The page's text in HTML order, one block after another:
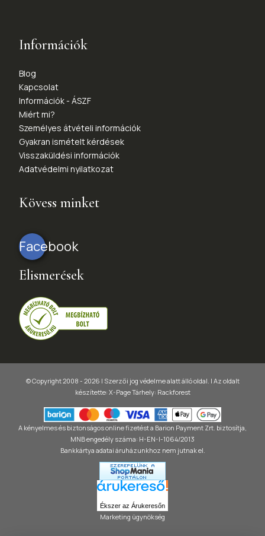
Információk
Blog
Kapcsolat
Információk - ÁSZF
Miért mi?
Személyes átvételi információk
Gyakran ismételt kérdések
Visszaküldési információk
Adatvédelmi nyilatkozat
Kövess minket
Facebook
Elismerések
© Copyright 2008 - 2026 | Szerzői jog védelme alatt álló oldal. | Az oldalt
készítette: X-PageTárhely: Rackforest
A kényelmes és biztonságos online fizetést a Barion Payment Zrt. biztosítja,
MNB engedély száma: H-EN-I-1064/2013
Bankkártya adatai áruházunkhoz nem jutnak el.
Ékszer az Árukeresőn
Marketing ügynökség